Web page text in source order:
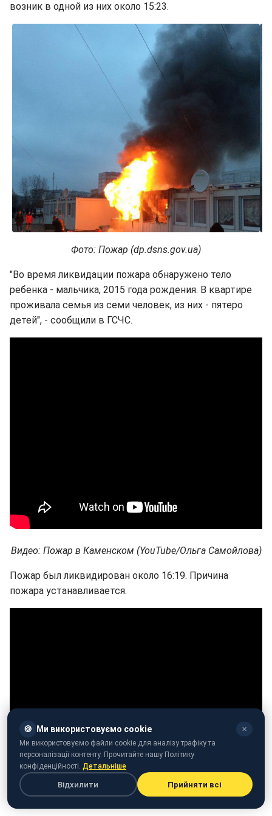
возник в одной из них около 15:23.
Фото: Пожар (dp.dsns.gov.ua)
"Во время ликвидации пожара обнаружено тело
ребенка - мальчика, 2015 года рождения. В квартире
проживала семья из семи человек, из них - пятеро
детей", - сообщили в ГСЧС.
Видео: Пожар в Каменском (YouTube/Ольга Самойлова)
Пожар был ликвидирован около 16:19. Причина
пожара устанавливается.
🍪 Ми використовуємо cookie ✕
Ми використовуємо файли cookie для аналізу трафіку та
персоналізації контенту. Прочитайте нашу Політику
конфіденційності. Детальніше
Відхилити Прийняти всі